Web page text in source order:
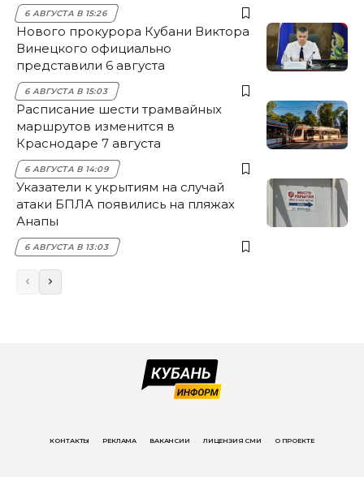
6 АВГУСТА В 15:26
Нового прокурора Кубани Виктора
Винецкого официально
представили 6 августа
6 АВГУСТА В 15:03
Расписание шести трамвайных
маршрутов изменится в
Краснодаре 7 августа
6 АВГУСТА В 14:09
Указатели к укрытиям на случай
атаки БПЛА появились на пляжах
Анапы
6 АВГУСТА В 13:03
КОНТАКТЫ РЕКЛАМА ВАКАНСИИ ЛИЦЕНЗИЯ СМИ О ПРОЕКТЕ